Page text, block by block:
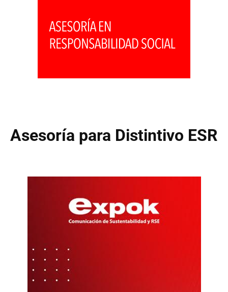
Asesoría para Distintivo ESR